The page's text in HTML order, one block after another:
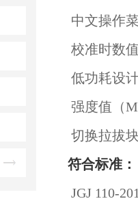
中文操作
校准时数
低功耗设
强度值（
切换拉拔
符合标准：
JGJ 110-